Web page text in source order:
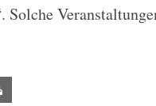
Solche